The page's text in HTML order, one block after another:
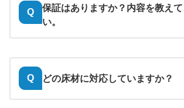
Q
保証はありますか？内容を教え
い。
Q どの床材に対応していますか？